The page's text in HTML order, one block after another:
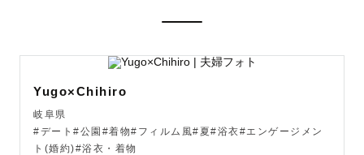
はじめてのお宮参りやニューボーンフォトは、「何を準備
も多いと思います。そんなご家族にも安心してお任せいた
だけるよう、事前のご案内から当日までしっかりサポート
いたします。
Yugo×Chihiro
岐阜県
#デート#公園#着物#フィルム風#夏#浴衣#エンゲージメン
ト(婚約)#浴衣・着物